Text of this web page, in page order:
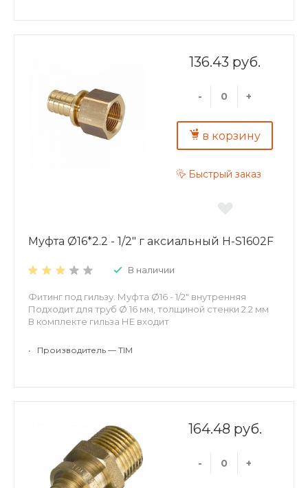
136.43 руб.
- +
в корзину
Быстрый заказ
Муфта Ø16*2.2 - 1/2" г аксиальный H-S1602F
В наличии
Фитинг под гильзу. Муфта Ø16 - 1/2" внутренняя
Подходит для труб Ø 16 мм, толщиной стенки 2.2 мм
В комплекте гильза НЕ входит
• Производитель — TIM
164.48 руб.
- +